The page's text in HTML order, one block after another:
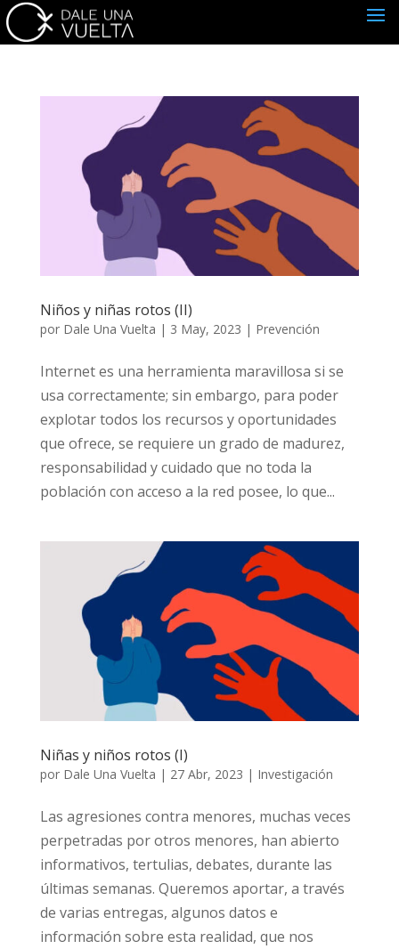
Niños y niñas rotos (II)
por Dale Una Vuelta | 3 May, 2023 | Prevención
Internet es una herramienta maravillosa si se
usa correctamente; sin embargo, para poder
explotar todos los recursos y oportunidades
que ofrece, se requiere un grado de madurez,
responsabilidad y cuidado que no toda la
población con acceso a la red posee, lo que...
Niñas y niños rotos (I)
por Dale Una Vuelta | 27 Abr, 2023 | Investigación
Las agresiones contra menores, muchas veces
perpetradas por otros menores, han abierto
informativos, tertulias, debates, durante las
últimas semanas. Queremos aportar, a través
de varias entregas, algunos datos e
información sobre esta realidad, que nos